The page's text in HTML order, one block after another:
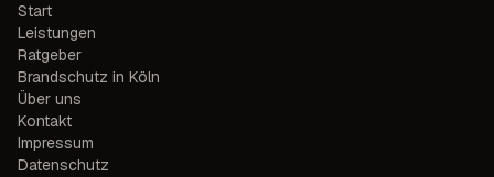
Start
Leistungen
Ratgeber
Brandschutz in Köln
Über uns
Kontakt
Impressum
Datenschutz